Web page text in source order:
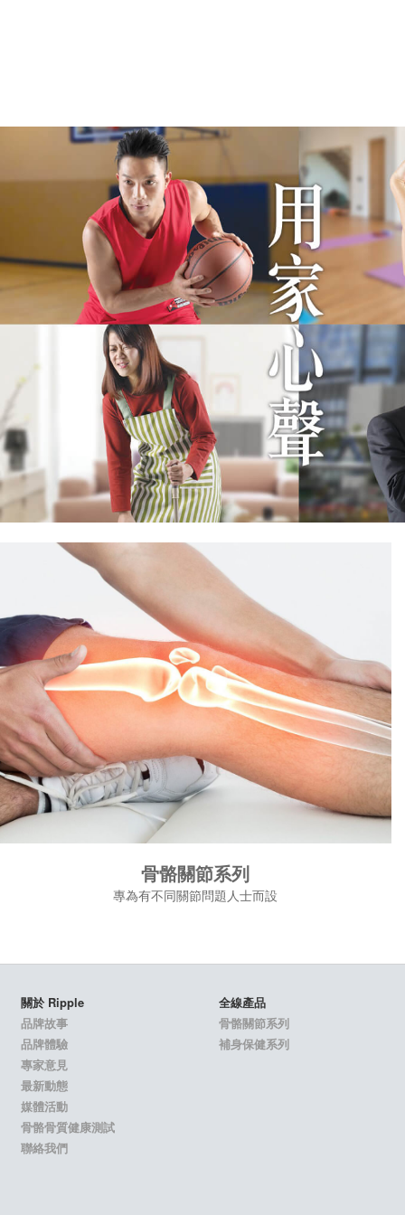
骨骼關節系列
專為有不同關節問題人士而設
關於 Ripple
品牌故事
品牌體驗
專家意見
最新動態
媒體活動
骨骼骨質健康測試
聯絡我們
全線產品
骨骼關節系列
補身保健系列